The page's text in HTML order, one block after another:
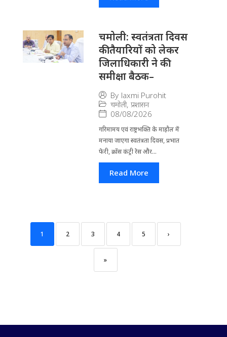
चमोली: स्वतंत्रता दिवस
की तैयारियों को लेकर
जिलाधिकारी ने की
समीक्षा बैठक–
By laxmi Purohit
चमोली, प्रशासन
08/08/2026
गरिमामय एवं राष्ट्रभक्ति के माहौल में
मनाया जाएगा स्वतंत्रता दिवस, प्रभात
फेरी, क्रॉस कंट्री रेस और...
Read More
1 2 3 4 5 ›
»